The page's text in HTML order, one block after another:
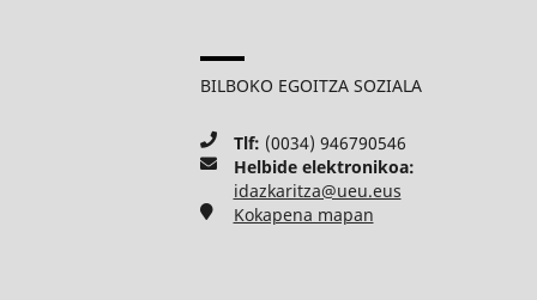
BILBOKO EGOITZA SOZIALA
Tlf: (0034) 946790546
Helbide elektronikoa:
idazkaritza@ueu.eus
Kokapena mapan